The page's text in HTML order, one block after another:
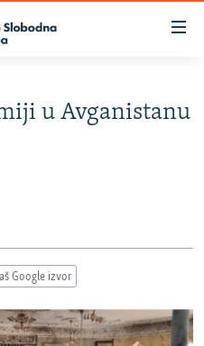
u Avganistanu
Google izvor